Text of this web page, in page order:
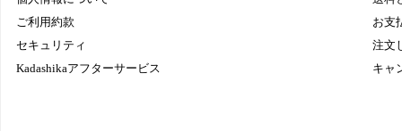
ご利用約款
セキュリティ
Kadashikaアフターサービス
お支
注文
キャ